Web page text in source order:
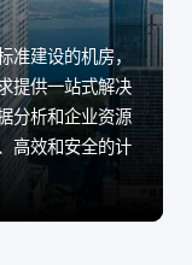
准建设的机房，
提供一站式解决
分析和企业资源
高效和安全的计